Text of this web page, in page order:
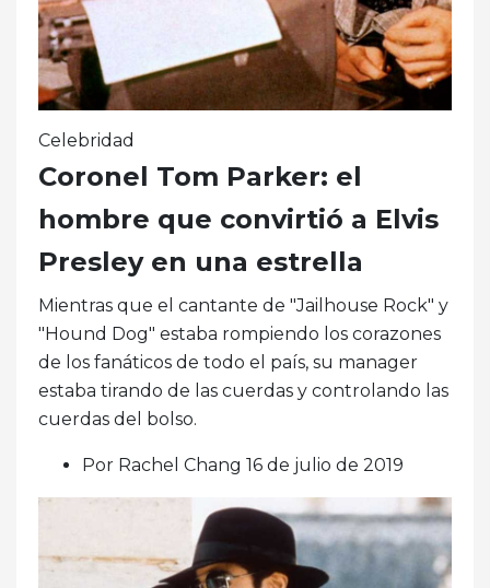
Celebridad
Coronel Tom Parker: el
hombre que convirtió a Elvis
Presley en una estrella
Mientras que el cantante de "Jailhouse Rock" y
"Hound Dog" estaba rompiendo los corazones
de los fanáticos de todo el país, su manager
estaba tirando de las cuerdas y controlando las
cuerdas del bolso.
Por Rachel Chang 16 de julio de 2019